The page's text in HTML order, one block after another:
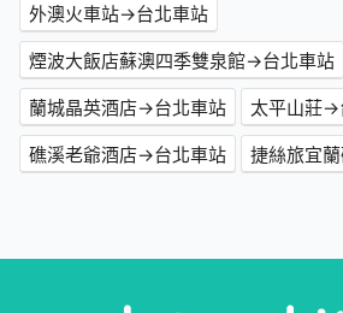
外澳火車站→台北車站
煙波大飯店蘇澳四季雙泉館→台北車站
蘭城晶英酒店→台北車站
太平山莊→
礁溪老爺酒店→台北車站
捷絲旅宜